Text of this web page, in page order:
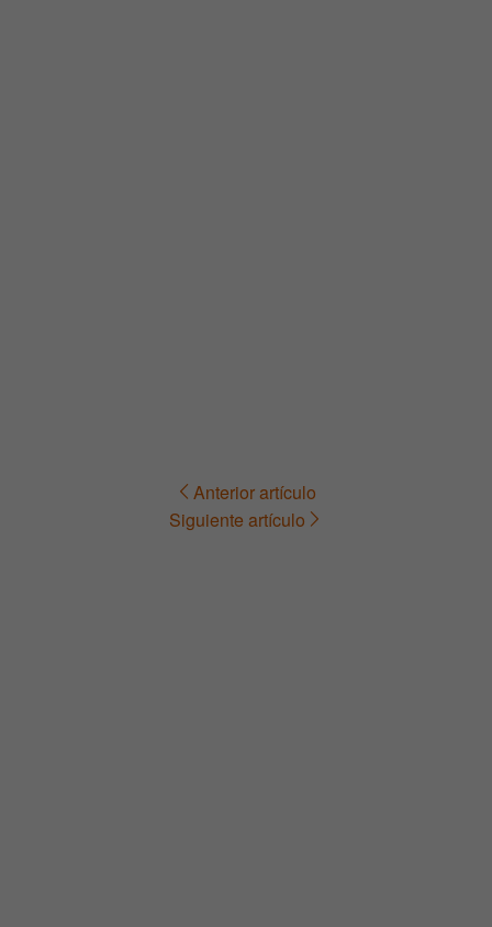
Navegación Anterior artículo
Siguiente artículo